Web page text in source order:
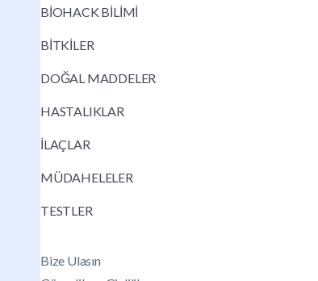
BİOHACK BİLİMİ
BİTKİLER
DOĞAL MADDELER
HASTALIKLAR
İLAÇLAR
MÜDAHELELER
TESTLER
Bize Ulasın